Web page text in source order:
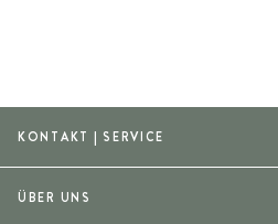
KONTAKT | SERVICE
ÜBER UNS